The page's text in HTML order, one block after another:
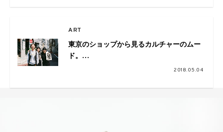
ART
東京のショップから見るカルチャーのムー
ド。
VOILLD×commune×SUPPLY/BACKDOOR
2018.05.04